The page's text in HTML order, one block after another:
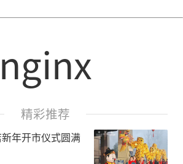
nginx
精彩推荐
年开市仪式圆满